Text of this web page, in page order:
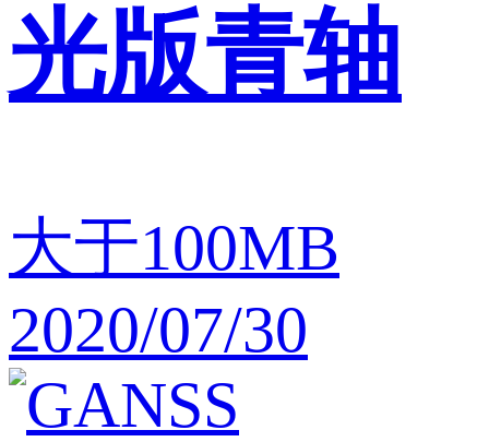
光版青轴
大于100MB
2020/07/30